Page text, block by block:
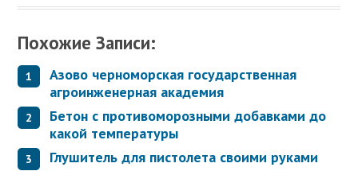
Похожие Записи:
Азово черноморская государственная
агроинженерная академия
Бетон с противоморозными добавками до
какой температуры
Глушитель для пистолета своими руками